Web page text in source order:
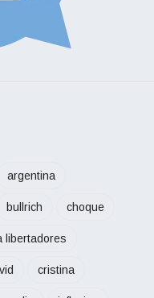
argentina
bullrich choque
libertadores
cristina